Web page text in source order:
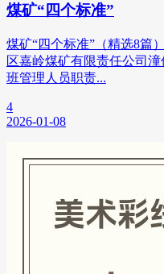
煤矿“四个标准”
煤矿“四个标准”（精选8篇
区嘉岭煤矿有限责任公司
班管理人员职责...
4
2026-01-08